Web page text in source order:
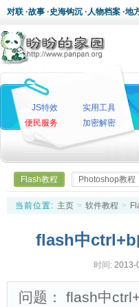
对联 ·故事 ·史海钩沉 ·人物档案 ·地
JS特效
实用工具
便民服务
加密解密
Flash教程 Photoshop教程
当前位置: 主页 > 软件教程 >
flash中ctrl+b
时间: 2013-
问题： flash中